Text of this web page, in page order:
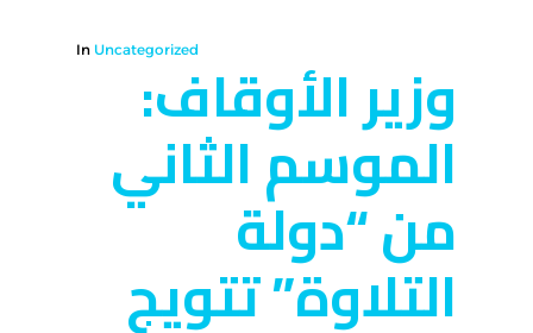
In Uncategorized
وزير الأوقاف:
الموسم الثاني
من “دولة
التلاوة” تتويج